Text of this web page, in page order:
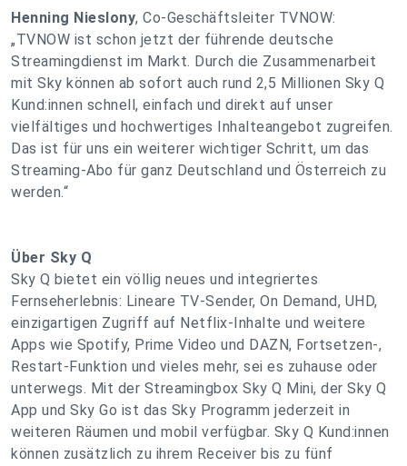
Henning Nieslony, Co-Geschäftsleiter TVNOW:
„TVNOW ist schon jetzt der führende deutsche
Streamingdienst im Markt. Durch die Zusammenarbeit
mit Sky können ab sofort auch rund 2,5 Millionen Sky Q
Kund:innen schnell, einfach und direkt auf unser
vielfältiges und hochwertiges Inhalteangebot zugreifen.
Das ist für uns ein weiterer wichtiger Schritt, um das
Streaming-Abo für ganz Deutschland und Österreich zu
werden.“
Über Sky Q
Sky Q bietet ein völlig neues und integriertes
Fernseherlebnis: Lineare TV-Sender, On Demand, UHD,
einzigartigen Zugriff auf Netflix-Inhalte und weitere
Apps wie Spotify, Prime Video und DAZN, Fortsetzen-,
Restart-Funktion und vieles mehr, sei es zuhause oder
unterwegs. Mit der Streamingbox Sky Q Mini, der Sky Q
App und Sky Go ist das Sky Programm jederzeit in
weiteren Räumen und mobil verfügbar. Sky Q Kund:innen
können zusätzlich zu ihrem Receiver bis zu fünf